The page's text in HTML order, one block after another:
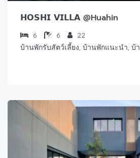
𝗛𝗢𝗦𝗛𝗜 𝗩𝗜𝗟𝗟𝗔 @Huahin
6 6
22
บ้านพักรับสัตว์เลี้ยง, บ้านพักแนะนำ,